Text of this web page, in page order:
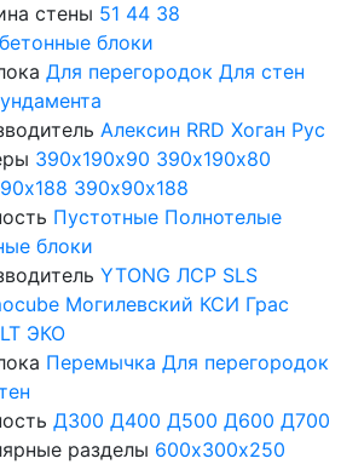
стены 51 44 38
блоки
Для перегородок Для стен
Алексин RRD Хоган Рус
390х190х90 390х190х80
390х90х188
Пустотные Полнотелые
блоки
YTONG ЛСР SLS
Могилевский КСИ Грас
ЭКО
Перемычка Для перегородок
Д300 Д400 Д500 Д600 Д700
разделы 600х300х250